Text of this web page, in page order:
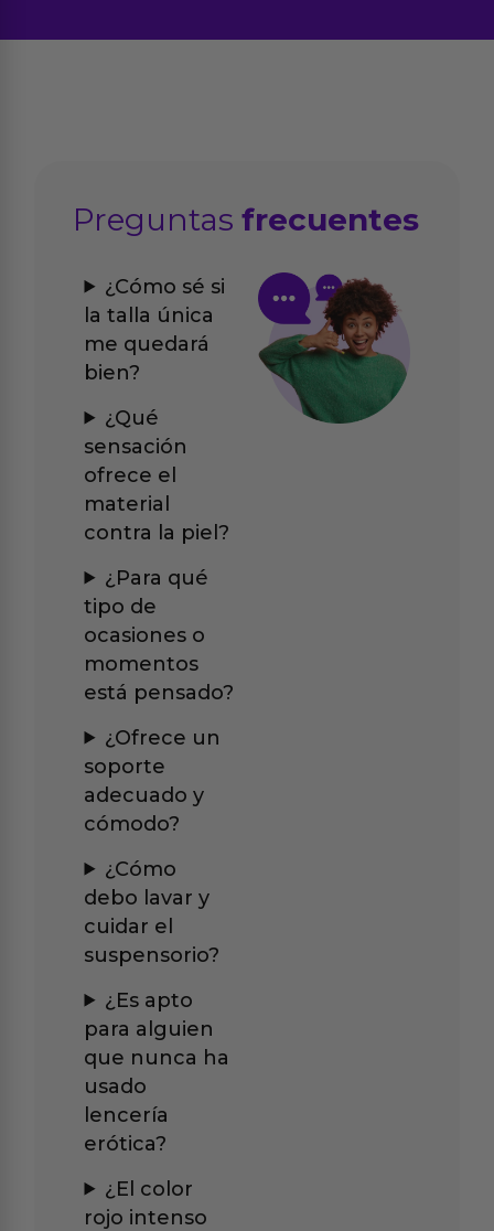
Preguntasfrecuentes
¿Cómo sé si
la talla única
me quedará
bien?
¿Qué
sensación
ofrece el
material
contra la piel?
¿Para qué
tipo de
ocasiones o
momentos
está pensado?
¿Ofrece un
soporte
adecuado y
cómodo?
¿Cómo
debo lavar y
cuidar el
suspensorio?
¿Es apto
para alguien
que nunca ha
usado
lencería
erótica?
¿El color
rojo intenso